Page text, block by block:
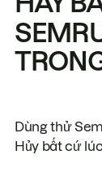
Dùng thử
Hủy bất cứ